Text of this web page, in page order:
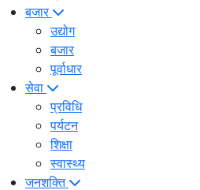
बजार
उद्योग
बजार
पूर्वाधार
सेवा
प्रविधि
पर्यटन
शिक्षा
स्वास्थ्य
जनशक्ति